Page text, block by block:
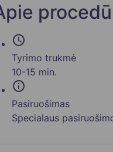
schedule
Tyrimo trukmė
10-15 min.
info
Pasiruošimas
Specialaus